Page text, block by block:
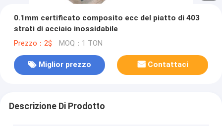
0.1mm certificato composito ecc del piatto di 403
strati di acciaio inossidabile
Prezzo：2$ MOQ：1 TON
Miglior prezzo Contattaci
Descrizione Di Prodotto